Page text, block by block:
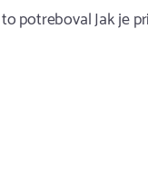
potreboval Jak je